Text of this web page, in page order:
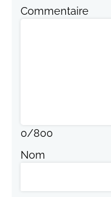
Commentaire
0/800
Nom